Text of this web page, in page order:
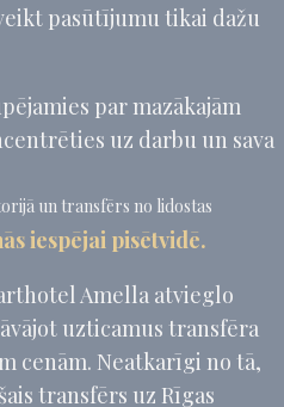
pasūtījumu tikai dažu
par mazākajām
uz darbu un sava
un transfērs no lidostas
iespējai pisētvidē.
Amella atvieglo
uzticamus transfēra
cenām. Neatkarīgi no tā,
transfērs uz Rīgas